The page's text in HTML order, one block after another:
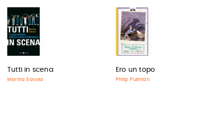
Tutti in scena
Marina Savoia
Ero un topo
Philip Pullman